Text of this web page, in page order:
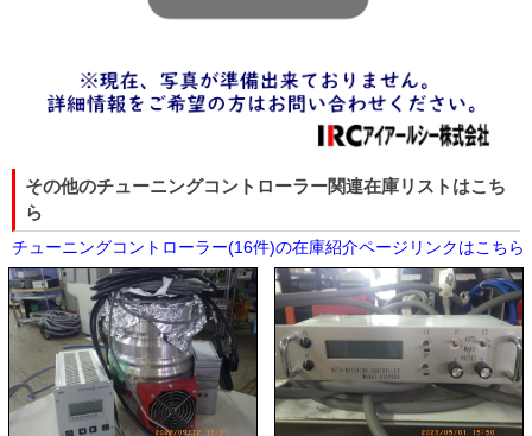
その他のチューニングコントローラー関連在庫リストはこち
ら
チューニングコントローラー(16件)の在庫紹介ページリンクはこちら